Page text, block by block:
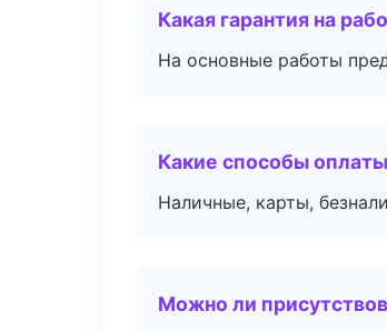
Какая гарантия на
На основные работы
Какие способы
Наличные, карты,
Можно ли